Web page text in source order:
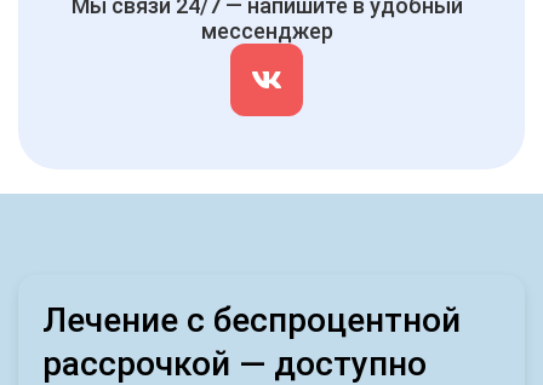
Мы связи 24/7 — напишите в удобный
мессенджер
Лечение с беспроцентной
рассрочкой — доступно